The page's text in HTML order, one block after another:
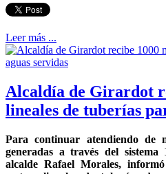
Leer más ...
Alcaldía de Girardot
lineales de tuberías
Para continuar atendiendo de
generadas a través del
alcalde Rafael Morales,